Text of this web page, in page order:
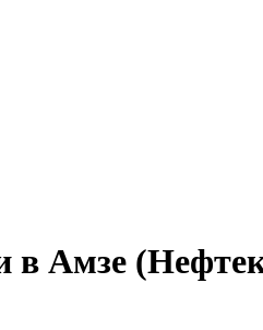
в Амзе